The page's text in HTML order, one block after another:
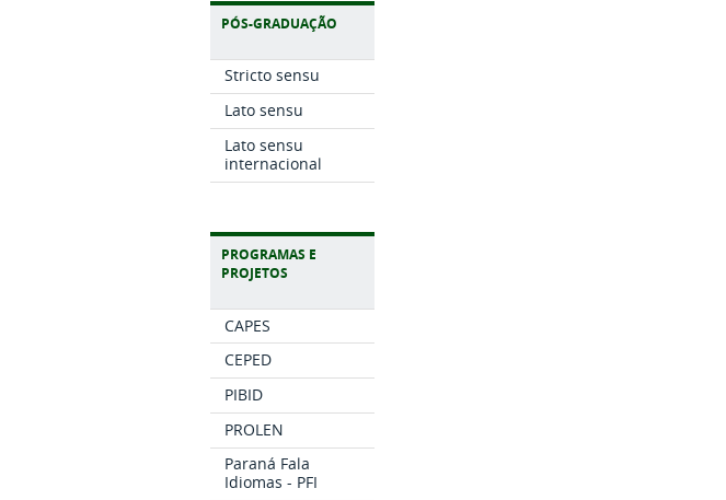
PÓS-GRADUAÇÃO
Stricto sensu
Lato sensu
Lato sensu
internacional
PROGRAMAS E
PROJETOS
CAPES
CEPED
PIBID
PROLEN
Paraná Fala
Idiomas - PFI